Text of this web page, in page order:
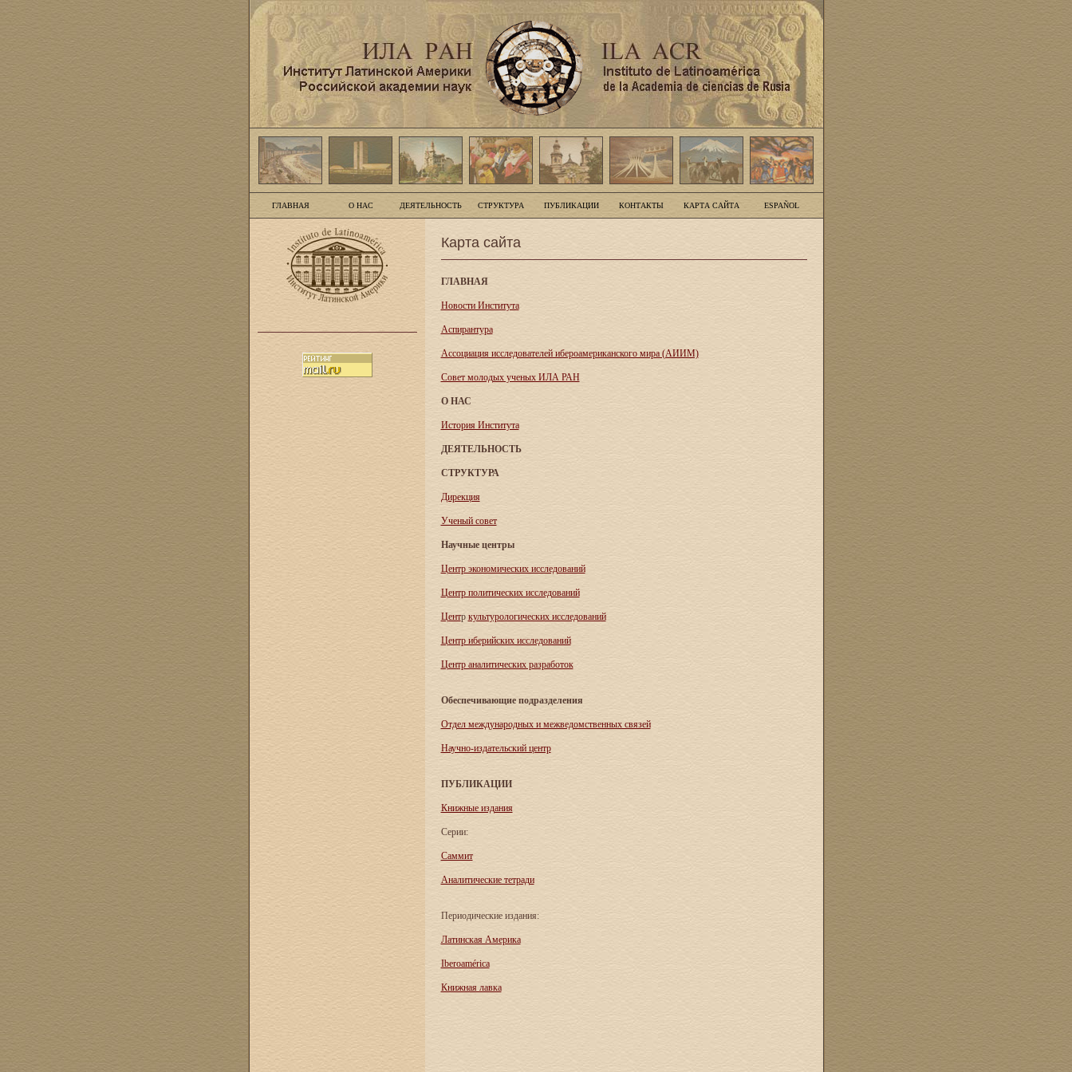
ГЛАВНАЯ О НАС ДЕЯТЕЛЬНОСТЬ СТРУКТУРА ПУБЛИКАЦИИ КОНТАКТЫ КАРТА САЙТА ESPAÑOL
Карта сайта
ГЛАВНАЯ
Новости Института
Аспирантура
Асcоциация исследователей ибероамериканского мира (АИИМ)
Совет молодых ученых ИЛА РАН
О НАС
История Института
ДЕЯТЕЛЬНОСТЬ
СТРУКТУРА
Дирекция
Ученый совет
Научные центры
Центр экономических исследований
Центр политических исследований
Центр культурологических исследований
Центр иберийских исследований
Центр аналитических разработок
Обеспечивающие подразделения
Отдел международных и межведомственных связей
Научно-издательский центр
ПУБЛИКАЦИИ
Книжные издания
Серии:
Саммит
Аналитические тетради
Периодические издания:
Латинская Америка
Iberoamérica
Книжная лавка